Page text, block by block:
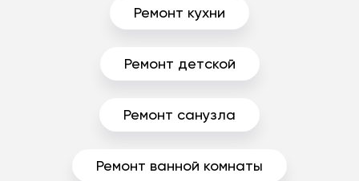
Ремонт кухни
Ремонт детской
Ремонт санузла
Ремонт ванной комнаты